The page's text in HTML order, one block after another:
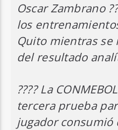
Oscar Zambrano
los
Quito mientras se
del resultado
???? La
tercera prueba
jugador consumió